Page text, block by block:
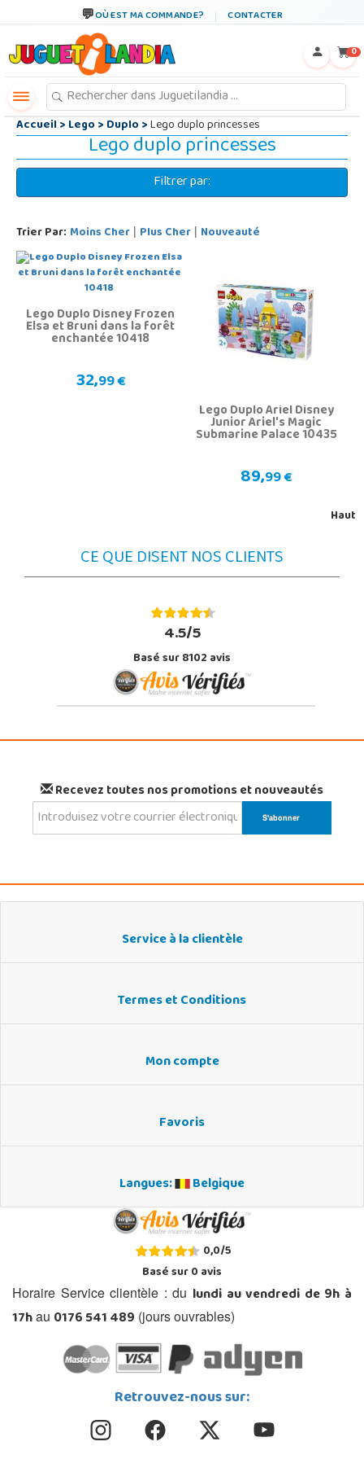
OÙ EST MA COMMANDE? CONTACTER
0
Accueil>Lego>Duplo>Lego duplo princesses
Lego duplo princesses
Filtrer par:
Trier Par: Moins Cher | Plus Cher | Nouveauté
Lego Duplo Disney Frozen
Elsa et Bruni dans la forêt
enchantée 10418
32,99 €
Lego Duplo Ariel Disney
Junior Ariel's Magic
Submarine Palace 10435
89,99 €
Haut
CE QUE DISENT NOS CLIENTS
4.5/5
Basé sur 8102 avis
Recevez toutes nos promotions et nouveautés
Service à la clientèle
Termes et Conditions
Mon compte
Favoris
Langues: Belgique
0,0/5
Basé sur0avis
Horaire Service clientèle : du lundi au vendredi de 9h à
17hau 0176 541 489 (jours ouvrables)
Retrouvez-nous sur: